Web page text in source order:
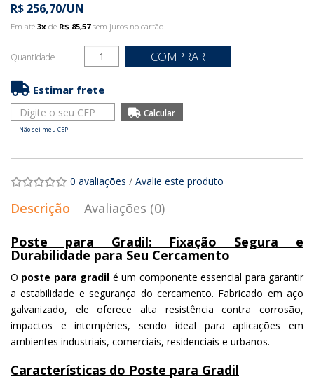
R$ 256,70/UN
Em até 3x de R$ 85,57sem juros no cartão
Quantidade COMPRAR
Estimar frete
Não sei meu CEP
0 avaliações / Avalie este produto
Descrição
Avaliações (0)
Poste para Gradil: Fixação Segura e
Durabilidade para Seu Cercamento
O poste para gradil é um componente essencial para garantir
a estabilidade e segurança do cercamento. Fabricado em aço
galvanizado, ele oferece alta resistência contra corrosão,
impactos e intempéries, sendo ideal para aplicações em
ambientes industriais, comerciais, residenciais e urbanos.
Características do Poste para Gradil